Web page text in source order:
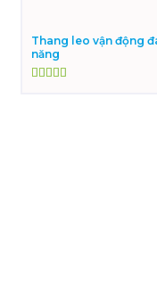
Thang leo vận động
năng